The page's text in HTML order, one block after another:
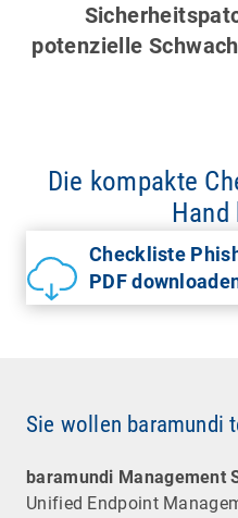
potenzielle
Die kompakte
Hand
Checkliste
PDF
Sie wollen baramundi
baramundi Management
Unified Endpoint